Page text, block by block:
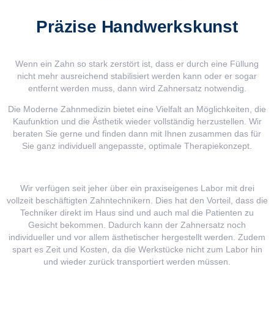
Präzise Handwerkskunst
Wenn ein Zahn so stark zerstört ist, dass er durch eine Füllung
nicht mehr ausreichend stabilisiert werden kann oder er sogar
entfernt werden muss, dann wird Zahnersatz notwendig.
Die Moderne Zahnmedizin bietet eine Vielfalt an Möglichkeiten, die
Kaufunktion und die Ästhetik wieder vollständig herzustellen. Wir
beraten Sie gerne und finden dann mit Ihnen zusammen das für
Sie ganz individuell angepasste, optimale Therapiekonzept.
Wir verfügen seit jeher über ein praxiseigenes Labor mit drei
vollzeit beschäftigten Zahntechnikern. Dies hat den Vorteil, dass die
Techniker direkt im Haus sind und auch mal die Patienten zu
Gesicht bekommen. Dadurch kann der Zahnersatz noch
individueller und vor allem ästhetischer hergestellt werden. Zudem
spart es Zeit und Kosten, da die Werkstücke nicht zum Labor hin
und wieder zurück transportiert werden müssen.